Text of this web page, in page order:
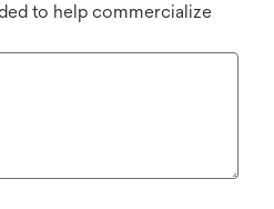
to help commercialize